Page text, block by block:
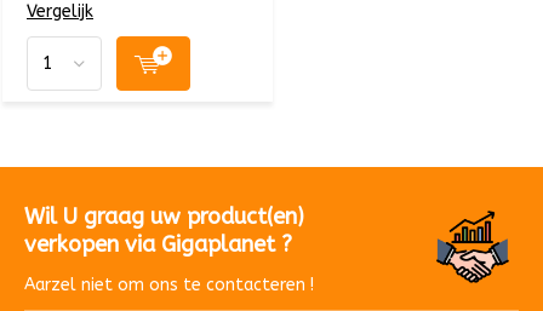
Vergelijk
Wil U graag uw product(en)
verkopen via Gigaplanet ?
Aarzel niet om ons te contacteren !